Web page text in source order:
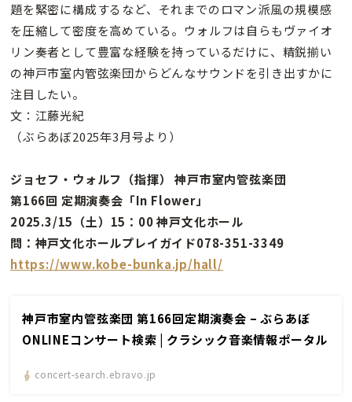
題を緊密に構成するなど、それまでのロマン派風の規模感
を圧縮して密度を高めている。ウォルフは自らもヴァイオ
リン奏者として豊富な経験を持っているだけに、精鋭揃い
の神戸市室内管弦楽団からどんなサウンドを引き出すかに
注目したい。
文：江藤光紀
（ぶらあぼ2025年3月号より）
ジョセフ・ウォルフ（指揮） 神戸市室内管弦楽団
第166回 定期演奏会「In Flower」
2025.3/15（土）15：00 神戸文化ホール
問：神戸文化ホールプレイガイド078-351-3349
https://www.kobe-bunka.jp/hall/
神戸市室内管弦楽団 第166回定期演奏会 – ぶらあぼ
ONLINEコンサート検索 | クラシック音楽情報ポータル
concert-search.ebravo.jp